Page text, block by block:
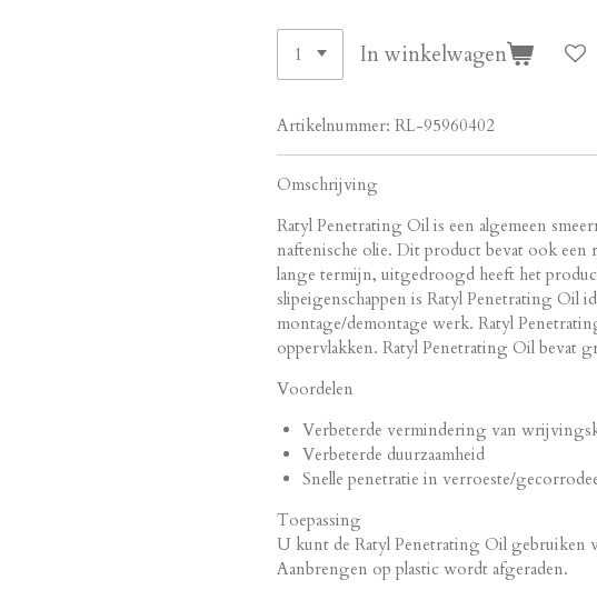
In winkelwagen
Artikelnummer: RL-95960402
Omschrijving
Ratyl Penetrating Oil is een algemeen
naftenische olie. Dit product bevat ook een
lange termijn, uitgedroogd heeft het
slipeigenschappen is Ratyl Penetrating Oil
montage/demontage werk. Ratyl
oppervlakken. Ratyl Penetrating Oil bevat
Voordelen
Verbeterde vermindering van
Verbeterde duurzaamheid
Snelle penetratie in verroeste/
Toepassing
U kunt de Ratyl Penetrating Oil gebruiken
Aanbrengen op plastic wordt afgeraden.